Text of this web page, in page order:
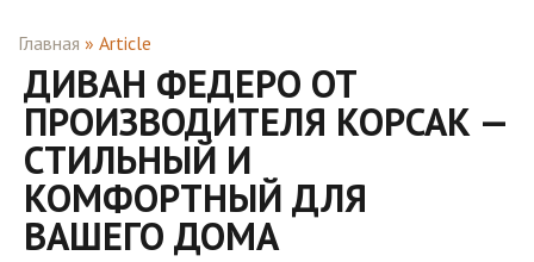
Главная » Article
ДИВАН ФЕДЕРО ОТ
ПРОИЗВОДИТЕЛЯ КОРСАК —
СТИЛЬНЫЙ И
КОМФОРТНЫЙ ДЛЯ
ВАШЕГО ДОМА